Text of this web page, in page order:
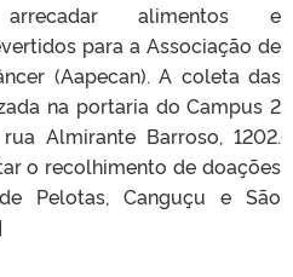
alimentos e
para a Associação de
(Aapecan). A coleta das
na portaria do Campus 2
Almirante Barroso, 1202.
o recolhimento de doações
Pelotas, Canguçu e São